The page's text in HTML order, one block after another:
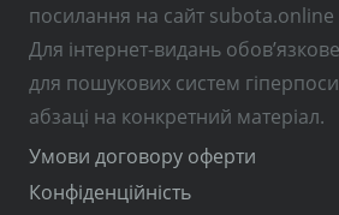
посилання на сайт subota.online
Для інтернет-видань
для пошукових систем
абзаці на конкретний матеріал.
Умови договору оферти
Конфіденційність